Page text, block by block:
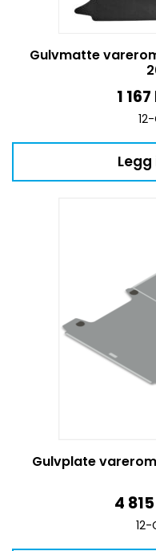
Gulvmatte
1 167
Gulvplate
4 815
12-